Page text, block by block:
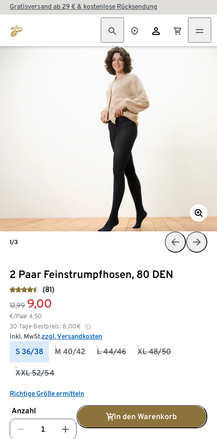
Gratisversand ab 29 € & kostenlose Rücksendung
2 Paar Feinstrumpfhosen, 80 DEN
(81)
12,99 9,00
€/Paar 4,50
30-Tage-Bestpreis: 8,00 €
inkl. MwSt.zzgl. Versandkosten
S 36/38 M 40/42 L 44/46 XL 48/50
XXL 52/54
Richtige Größe ermitteln
Anzahl
In den Warenkorb
1/3